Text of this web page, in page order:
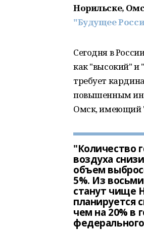
Норильске,
"Будущее
Сегодня в
как "высокий" и
требует
повышенным
Омск, имеющий
"Количество
воздуха
объем
5%. Из
станут чище
планируется
чем на 20% в